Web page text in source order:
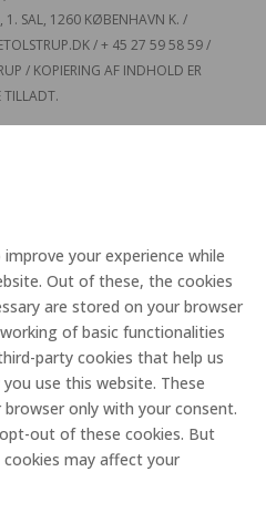
1. SAL, 1260 KØBENHAVN K. /
/ + 45 27 59 58 59 /
/ KOPIERING AF INDHOLD ER
TILLADT.
your experience while
Out of these, the cookies
are stored on your browser
of basic functionalities
party cookies that help us
use this website. These
only with your consent.
out of these cookies. But
may affect your